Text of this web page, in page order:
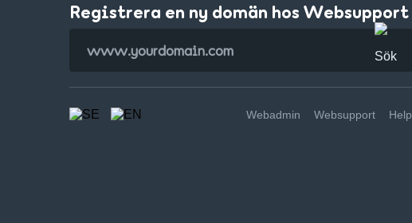
Registrera en ny domän hos Websupport
Webadmin Websupport Help